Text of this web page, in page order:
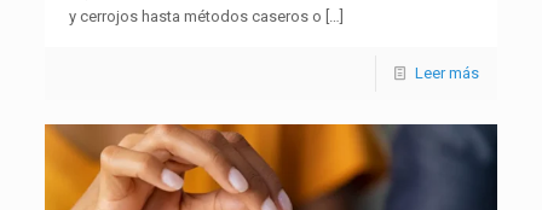
y cerrojos hasta métodos caseros o
Leer más